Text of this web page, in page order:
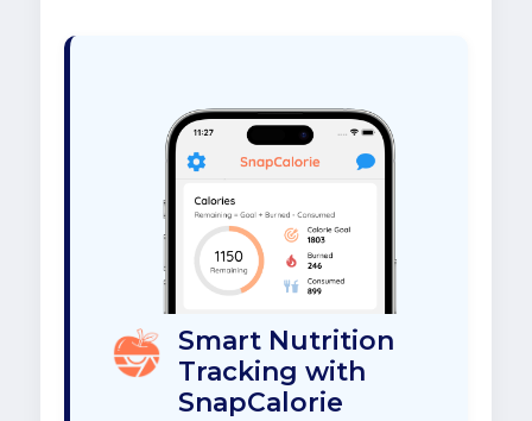
Smart Nutrition
Tracking with
SnapCalorie